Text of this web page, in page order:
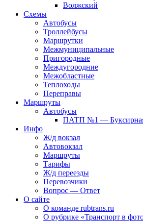
Волжский
Схемы
Автобусы
Троллейбусы
Маршрутки
Межмуниципальные
Пригородные
Междугородние
Межобластные
Теплоходы
Переправы
Маршруты
Автобусы
ПАТП №1 —
Инфо
Ж/д вокзал
Автовокзал
Маршруты
Тарифы
Ж/д переезды
Перевозчики
Вопрос — Ответ
О сайте
О команде rubtrans.ru
О рубрике «Транспорт в